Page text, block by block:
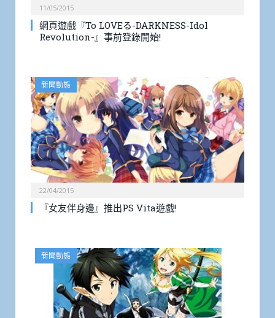
11/05/2015
網頁遊戲『To LOVEる-DARKNESS-Idol
Revolution-』事前登錄開始!
新聞動態
22/04/2015
『女友伴身邊』推出PS Vita遊戲!
新聞動態